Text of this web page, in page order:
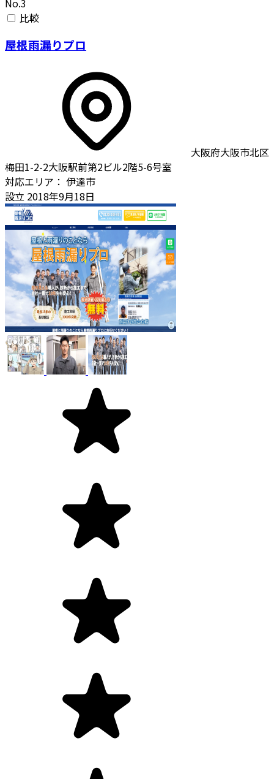
比較
屋根雨漏りプロ
大阪府大阪市北区
梅田1-2-2大阪駅前第2ビル2階5-6号室
対応エリア： 伊達市
設立 2018年9月18日